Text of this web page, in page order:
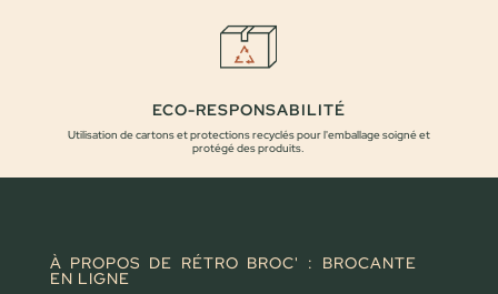
ECO-RESPONSABILITÉ
Utilisation de cartons et protections recyclés pour l'emballage soigné et
protégé des produits.
À PROPOS DE RÉTRO BROC' : BROCANTE
EN LIGNE